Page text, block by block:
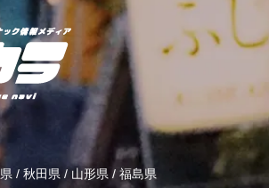
/ 秋田県 / 山形県/ 福島県